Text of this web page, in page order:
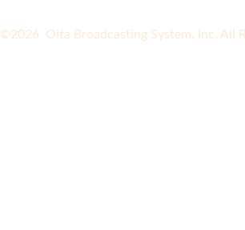
©2026 Oita Broadcasting System, Inc. All